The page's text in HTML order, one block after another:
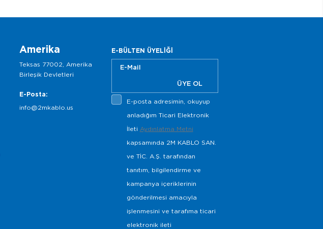
Amerika
Teksas 77002, Amerika
Birleşik Devletleri
E-Posta:
info@2mkablo.us
E-BÜLTEN ÜYELİĞİ
ÜYE OL
E-posta adresimin, okuyup
anladığım Ticari Elektronik
İleti Aydınlatma Metni
kapsamında 2M KABLO SAN.
ve TİC. A.Ş. tarafından
tanıtım, bilgilendirme ve
kampanya içeriklerinin
gönderilmesi amacıyla
işlenmesini ve tarafıma ticari
elektronik ileti